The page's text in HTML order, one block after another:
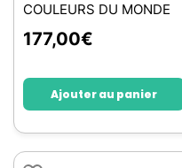
COULEURS DU MONDE
177,00€
Ajouter au panier